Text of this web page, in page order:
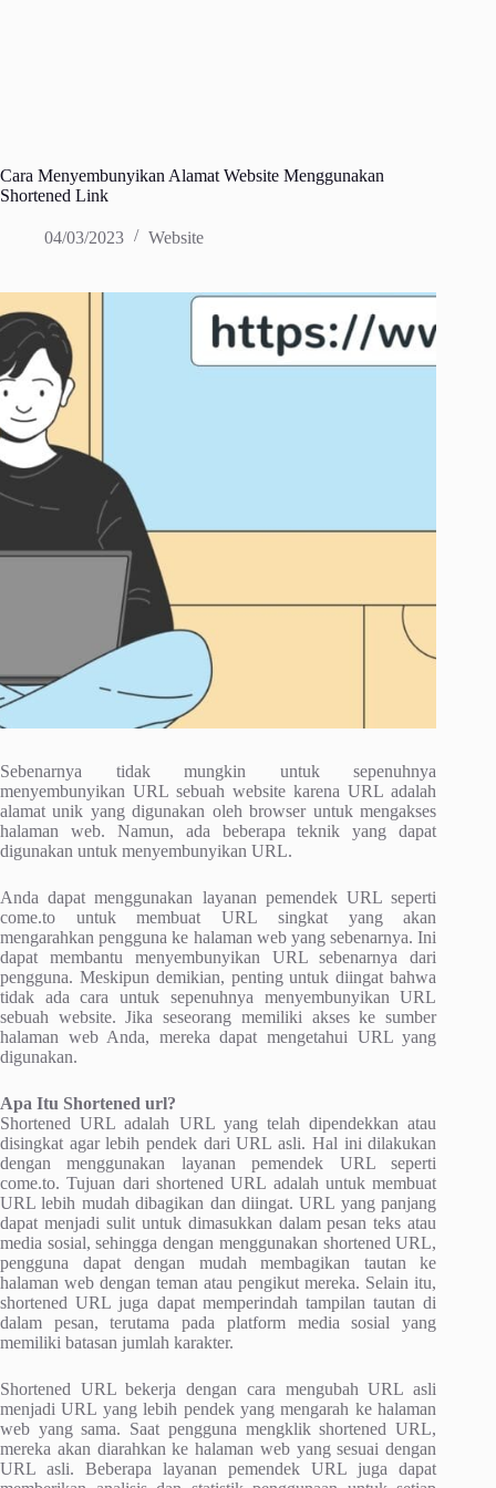
Cara Menyembunyikan Alamat Website Menggunakan
Shortened Link
04/03/2023 Website
Sebenarnya tidak mungkin untuk sepenuhnya
menyembunyikan URL sebuah website karena URL adalah
alamat unik yang digunakan oleh browser untuk mengakses
halaman web. Namun, ada beberapa teknik yang dapat
digunakan untuk menyembunyikan URL.
Anda dapat menggunakan layanan pemendek URL seperti
come.to untuk membuat URL singkat yang akan
mengarahkan pengguna ke halaman web yang sebenarnya. Ini
dapat membantu menyembunyikan URL sebenarnya dari
pengguna. Meskipun demikian, penting untuk diingat bahwa
tidak ada cara untuk sepenuhnya menyembunyikan URL
sebuah website. Jika seseorang memiliki akses ke sumber
halaman web Anda, mereka dapat mengetahui URL yang
digunakan.
Apa Itu Shortened url?
Shortened URL adalah URL yang telah dipendekkan atau
disingkat agar lebih pendek dari URL asli. Hal ini dilakukan
dengan menggunakan layanan pemendek URL seperti
come.to. Tujuan dari shortened URL adalah untuk membuat
URL lebih mudah dibagikan dan diingat. URL yang panjang
dapat menjadi sulit untuk dimasukkan dalam pesan teks atau
media sosial, sehingga dengan menggunakan shortened URL,
pengguna dapat dengan mudah membagikan tautan ke
halaman web dengan teman atau pengikut mereka. Selain itu,
shortened URL juga dapat memperindah tampilan tautan di
dalam pesan, terutama pada platform media sosial yang
memiliki batasan jumlah karakter.
Shortened URL bekerja dengan cara mengubah URL asli
menjadi URL yang lebih pendek yang mengarah ke halaman
web yang sama. Saat pengguna mengklik shortened URL,
mereka akan diarahkan ke halaman web yang sesuai dengan
URL asli. Beberapa layanan pemendek URL juga dapat